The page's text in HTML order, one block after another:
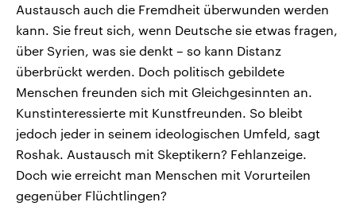
Austausch auch die Fremdheit überwunden werden
kann. Sie freut sich, wenn Deutsche sie etwas fragen,
über Syrien, was sie denkt – so kann Distanz
überbrückt werden. Doch politisch gebildete
Menschen freunden sich mit Gleichgesinnten an.
Kunstinteressierte mit Kunstfreunden. So bleibt
jedoch jeder in seinem ideologischen Umfeld, sagt
Roshak. Austausch mit Skeptikern? Fehlanzeige.
Doch wie erreicht man Menschen mit Vorurteilen
gegenüber Flüchtlingen?